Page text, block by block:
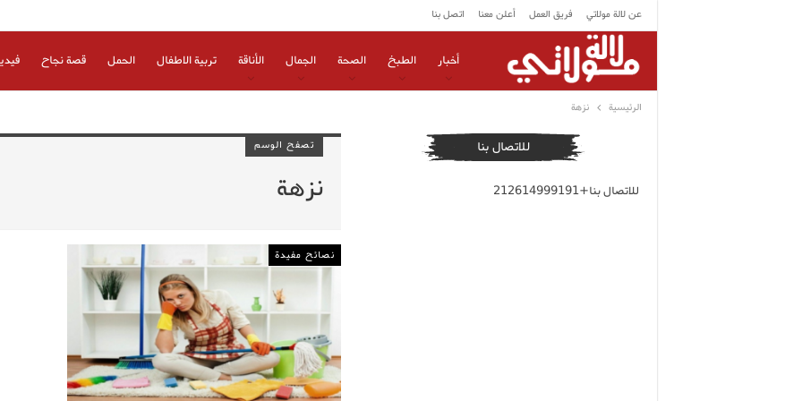
عن لالة مولاتي فريق العمل أعلن معنا اتصل بنا
أخبار الطبخ الصحة الجمال الأناقة تربية الاطفال الحمل قصة نجاح
الرئيسية نزهة
تصفح الوسم
نزهة
نصائح مفيدة
للاتصال بنا
للاتصال بنا+212614999191